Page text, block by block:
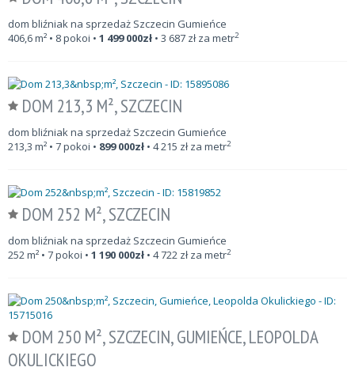
dom bliźniak na sprzedaż Szczecin Gumieńce
406,6m² • 8 pokoi • 1 499 000zł • 3 687 zł za metr2
DOM 213,3 M², SZCZECIN
dom bliźniak na sprzedaż Szczecin Gumieńce
213,3 m² • 7 pokoi • 899 000zł • 4 215 zł za metr2
DOM 252 M², SZCZECIN
dom bliźniak na sprzedaż Szczecin Gumieńce
252m² • 7 pokoi • 1 190 000zł • 4 722 zł za metr2
DOM 250 M², SZCZECIN, GUMIEŃCE, LEOPOLDA
OKULICKIEGO